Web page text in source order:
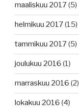
maaliskuu 2017(5)
helmikuu 2017(15)
tammikuu 2017(5)
joulukuu 2016 (1)
marraskuu 2016 (2)
lokakuu 2016 (4)